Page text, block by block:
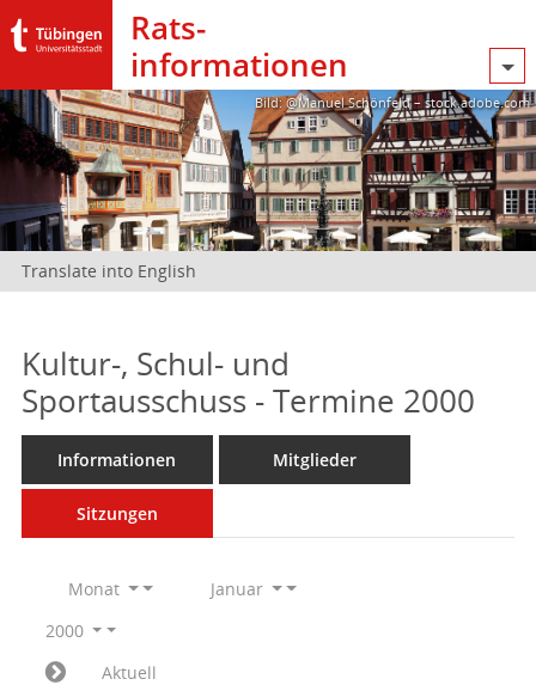
Rats­
informationen
Bild: @Manuel Schönfeld – stock.adobe.com
Translate into English
Kultur-, Schul- und
Sportausschuss - Termine 2000
Informationen Mitglieder
Sitzungen
Monat
Januar
2000
Aktuell